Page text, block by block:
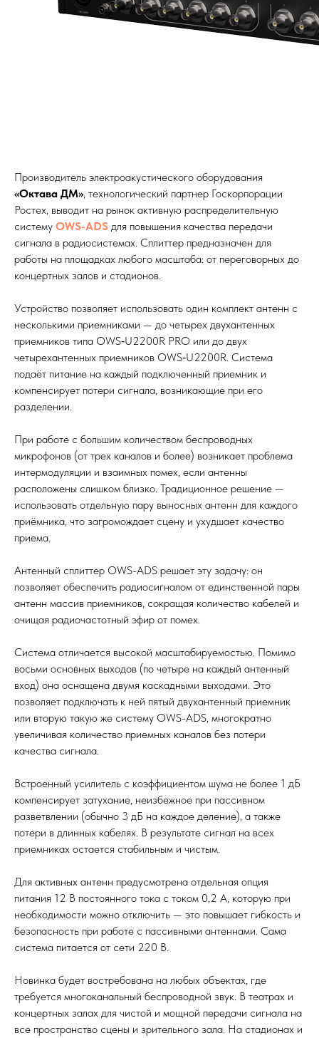
Производитель электроакустического оборудования
«Октава ДМ», технологический партнер Госкорпорации
Ростех, выводит на рынок активную распределительную
систему OWS-ADS для повышения качества передачи
сигнала в радиосистемах. Сплиттер предназначен для
работы на площадках любого масштаба: от переговорных до
концертных залов и стадионов.
Устройство позволяет использовать один комплект антенн с
несколькими приемниками — до четырех двухантенных
приемников типа OWS‑U2200R PRO или до двух
четырехантенных приемников OWS‑U2200R. Система
подаёт питание на каждый подключенный приемник и
компенсирует потери сигнала, возникающие при его
разделении.
При работе с большим количеством беспроводных
микрофонов (от трех каналов и более) возникает проблема
интермодуляции и взаимных помех, если антенны
расположены слишком близко. Традиционное решение —
использовать отдельную пару выносных антенн для каждого
приёмника, что загромождает сцену и ухудшает качество
приема.
Антенный сплиттер OWS-ADS решает эту задачу: он
позволяет обеспечить радиосигналом от единственной пары
антенн массив приемников, сокращая количество кабелей и
очищая радиочастотный эфир от помех.
Система отличается высокой масштабируемостью. Помимо
восьми основных выходов (по четыре на каждый антенный
вход) она оснащена двумя каскадными выходами. Это
позволяет подключать к ней пятый двухантенный приемник
или вторую такую же систему OWS-ADS, многократно
увеличивая количество приемных каналов без потери
качества сигнала.
Встроенный усилитель с коэффициентом шума не более 1 дБ
компенсирует затухание, неизбежное при пассивном
разветвлении (обычно 3 дБ на каждое деление), а также
потери в длинных кабелях. В результате сигнал на всех
приемниках остается стабильным и чистым.
Для активных антенн предусмотрена отдельная опция
питания 12 В постоянного тока с током 0,2 А, которую при
необходимости можно отключить — это повышает гибкость и
безопасность при работе с пассивными антеннами. Сама
система питается от сети 220 В.
Новинка будет востребована на любых объектах, где
требуется многоканальный беспроводной звук. В театрах и
концертных залах для чистой и мощной передачи сигнала на
все пространство сцены и зрительного зала. На стадионах и